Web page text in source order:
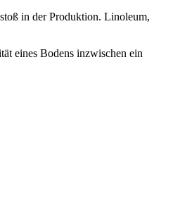
in der Produktion. Linoleum,
eines Bodens inzwischen ein